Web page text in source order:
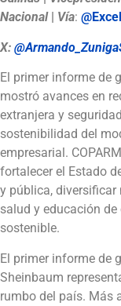
Nacional
Vía:
X:
El primer informe de
mostró avances en
extranjera y
sostenibilidad del
empresarial.
fortalecer el Estado
y pública, diversificar
salud y educación
sostenible.
El primer informe de
Sheinbaum
rumbo del país. Más